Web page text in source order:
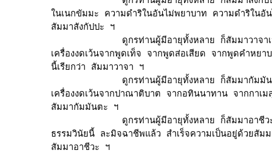
ในเนกขัมมะ ความดำริในอันไม่พยาบาท ความดำริในอัน
สัมมาสังกัปปะ ฯ
ดูกรท่านผู้มีอายุทั้งหลาย ก็สัมมาวาจา
เครื่องงดเว้นจากพูดเท็จ จากพูดส่อเสียด จากพูดคำหยาบ
นี้เรียกว่า สัมมาวาจา ฯ
ดูกรท่านผู้มีอายุทั้งหลาย ก็สัมมากัมมัน
เครื่องงดเว้นจากปาณาติบาต จากอทินนาทาน จากกาเม
สัมมากัมมันตะ ฯ
ดูกรท่านผู้มีอายุทั้งหลาย ก็สัมมาอาชีว
ธรรมวินัยนี้ ละมิจฉาชีพแล้ว สำเร็จความเป็นอยู่ด้วยสัม
สัมมาอาชีวะ ฯ